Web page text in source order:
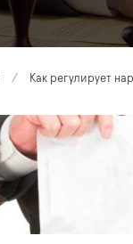
/ Как регулирует